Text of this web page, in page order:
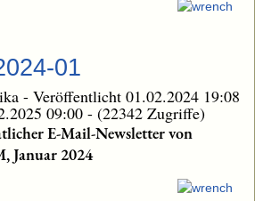
01
- Veröffentlicht 01.02.2024 19:08
09:00 - (22342 Zugriffe)
E-Mail-Newsletter von
Januar 2024